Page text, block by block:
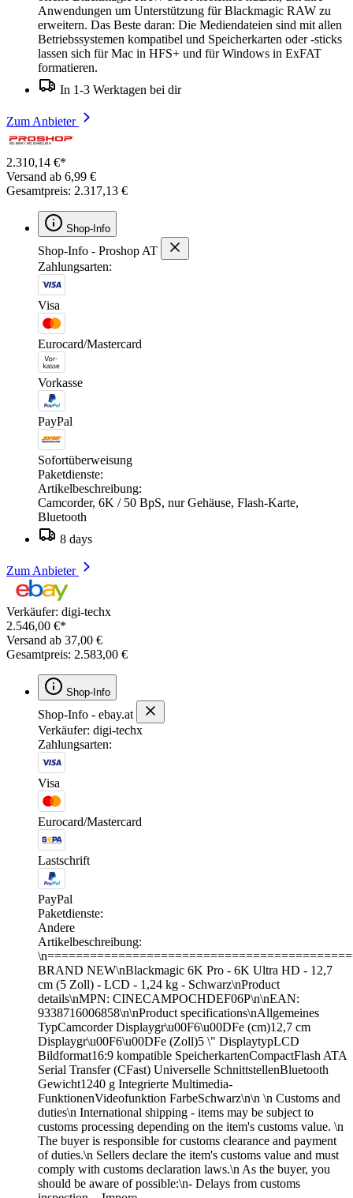
Anwendungen um Unterstützung für Blackmagic RAW zu
erweitern. Das Beste daran: Die Mediendateien sind mit allen
Betriebssystemen kompatibel und Speicherkarten oder -sticks
lassen sich für Mac in HFS+ und für Windows in ExFAT
formatieren.
In 1-3 Werktagen bei dir
Zum Anbieter
2.310,14 €*
Versand ab 6,99 €
Gesamtpreis: 2.317,13 €
Shop-Info
Shop-Info - Proshop AT
Zahlungsarten:
Visa
Eurocard/Mastercard
Vorkasse
PayPal
Sofortüberweisung
Paketdienste:
Artikelbeschreibung:
Camcorder, 6K / 50 BpS, nur Gehäuse, Flash-Karte,
Bluetooth
8 days
Zum Anbieter
Verkäufer: digi-techx
2.546,00 €*
Versand ab 37,00 €
Gesamtpreis: 2.583,00 €
Shop-Info
Shop-Info - ebay.at
Verkäufer: digi-techx
Zahlungsarten:
Visa
Eurocard/Mastercard
Lastschrift
PayPal
Paketdienste:
Andere
Artikelbeschreibung:
BRAND NEW\nBlackmagic 6K Pro - 6K Ultra HD - 12,7
cm (5 Zoll) - LCD - 1,24 kg - Schwarz\nProduct
details\nMPN: CINECAMPOCHDEF06P\n\nEAN:
9338716006858\n\nProduct specifications\nAllgemeines
TypCamcorder Displaygr\u00F6\u00DFe (cm)12,7 cm
Displaygr\u00F6\u00DFe (Zoll)5 \" DisplaytypLCD
Bildformat16:9 kompatible SpeicherkartenCompactFlash ATA
Serial Transfer (CFast) Universelle SchnittstellenBluetooth
Gewicht1240 g Integrierte Multimedia-
FunktionenVideofunktion FarbeSchwarz\n\n \n Customs and
duties\n International shipping - items may be subject to
customs processing depending on the item's customs value. \n
The buyer is responsible for customs clearance and payment
of duties.\n Sellers declare the item's customs value and must
comply with customs declaration laws.\n As the buyer, you
should be aware of possible:\n- Delays from customs